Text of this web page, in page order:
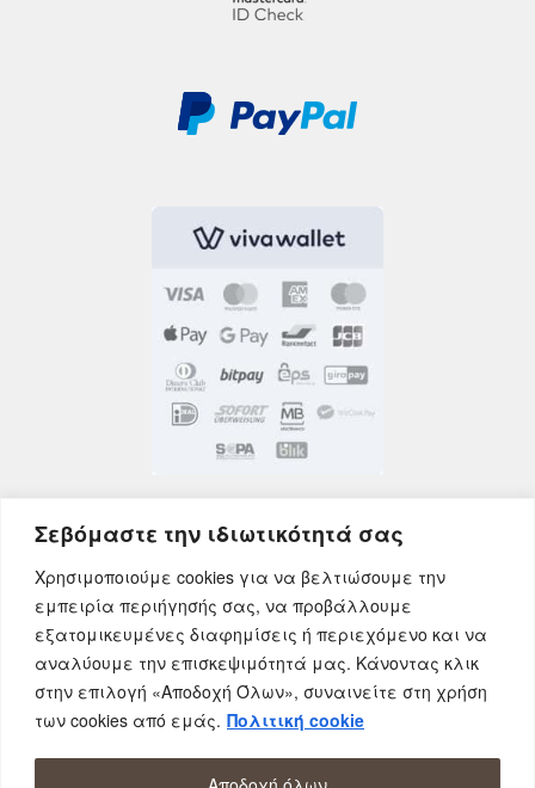
Σεβόμαστε την ιδιωτικότητά σας
Χρησιμοποιούμε cookies για να βελτιώσουμε την
εμπειρία περιήγησής σας, να προβάλλουμε
εξατομικευμένες διαφημίσεις ή περιεχόμενο και να
αναλύουμε την επισκεψιμότητά μας. Κάνοντας κλικ
στην επιλογή «Αποδοχή Όλων», συναινείτε στη χρήση
των cookies από εμάς. Πολιτική cookie
ΔΩΡΕΑΝ Αποστολή σε όλη την Ελλάδα!
© AfrOnline.gr - Αφοί Προκοπίδη Ο.Ε 2026 | All
rights reserved.